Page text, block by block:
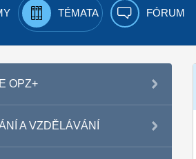
TÉMATA FÓRUM
OPZ+
A VZDĚLÁVÁNÍ